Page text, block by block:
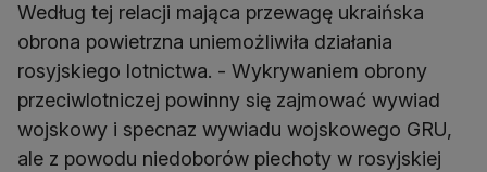
Według tej relacji mająca przewagę ukraińska
obrona powietrzna uniemożliwiła działania
rosyjskiego lotnictwa. - Wykrywaniem obrony
przeciwlotniczej powinny się zajmować wywiad
wojskowy i specnaz wywiadu wojskowego GRU,
ale z powodu niedoborów piechoty w rosyjskiej